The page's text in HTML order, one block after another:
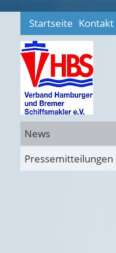
Startseite Kontakt
News
Pressemitteilungen